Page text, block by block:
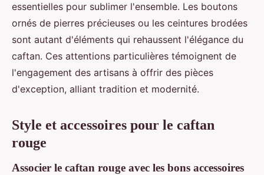
essentielles pour sublimer l'ensemble. Les boutons
ornés de pierres précieuses ou les ceintures brodées
sont autant d'éléments qui rehaussent l'élégance du
caftan. Ces attentions particulières témoignent de
l'engagement des artisans à offrir des pièces
d'exception, alliant tradition et modernité.
Style et accessoires pour le caftan
rouge
Associer le caftan rouge avec les bons accessoires